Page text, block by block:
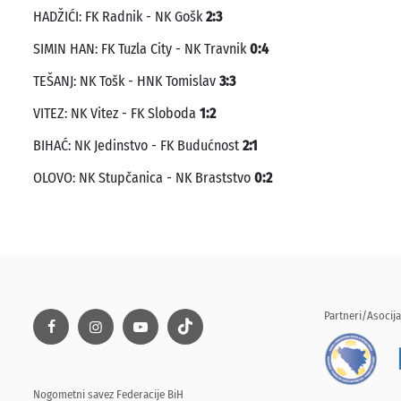
HADŽIĆI: FK Radnik - NK Gošk 2:3
SIMIN HAN: FK Tuzla City - NK Travnik 0:4
TEŠANJ: NK Tošk - HNK Tomislav 3:3
VITEZ: NK Vitez - FK Sloboda 1:2
BIHAĆ: NK Jedinstvo - FK Budućnost 2:1
OLOVO: NK Stupčanica - NK Braststvo 0:2
Nogometni savez Federacije BiH
Partneri/